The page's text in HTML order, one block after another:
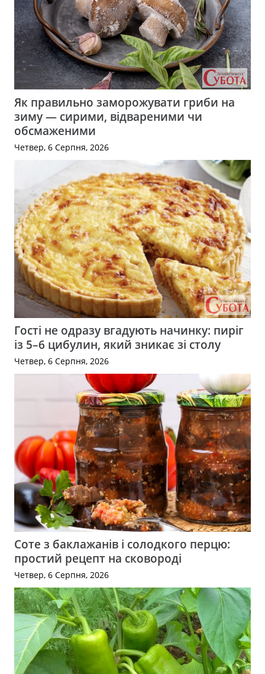
Як правильно заморожувати гриби на
зиму — сирими, відвареними чи
обсмаженими
Четвер, 6 Серпня, 2026
Гості не одразу вгадують начинку: пиріг
із 5–6 цибулин, який зникає зі столу
Четвер, 6 Серпня, 2026
Соте з баклажанів і солодкого перцю:
простий рецепт на сковороді
Четвер, 6 Серпня, 2026